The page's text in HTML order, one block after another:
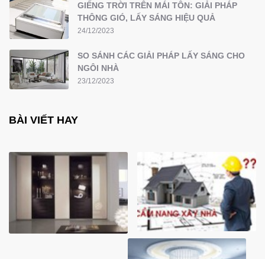
GIẾNG TRỜI TRÊN MÁI TÔN: GIẢI PHÁP
THÔNG GIÓ, LẤY SÁNG HIỆU QUẢ
24/12/2023
SO SÁNH CÁC GIẢI PHÁP LẤY SÁNG CHO
NGÔI NHÀ
23/12/2023
BÀI VIẾT HAY